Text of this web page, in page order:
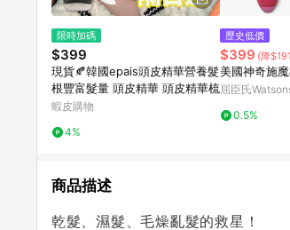
限時加碼
$399
現貨🍂韓國epais頭皮精華營養髮
根豐富髮量 頭皮精華 頭皮精華梳
蝦皮購物
4%
歷史低價
$399 (降
美國神奇施
屈臣氏
0.5%
商品描述
乾髮、濕髮、毛燥亂髮的救星！